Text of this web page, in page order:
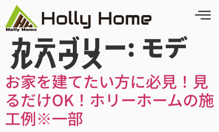
カテゴリー: モデ
ルハウス
お家を建てたい方に必見！見
るだけOK！ホリーホームの施
工例※一部